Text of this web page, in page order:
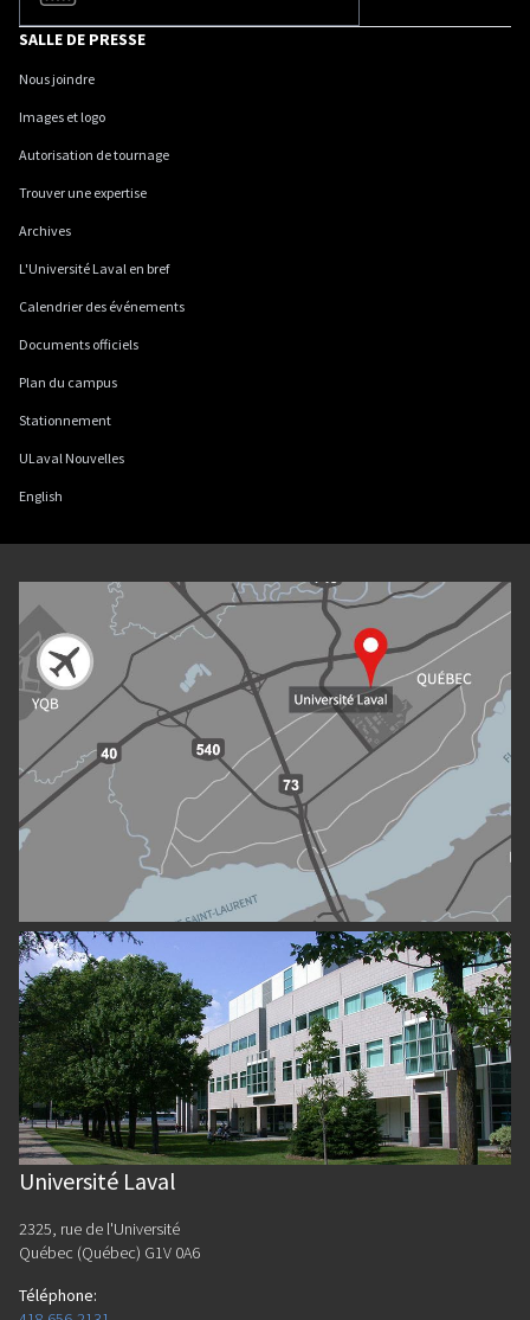
SALLE DE PRESSE
Nous joindre
Images et logo
Autorisation de tournage
Trouver une expertise
Archives
L'Université Laval en bref
Calendrier des événements
Documents officiels
Plan du campus
Stationnement
ULaval Nouvelles
English
Université Laval
2325, rue de l'Université
Québec (Québec) G1V 0A6
Téléphone: